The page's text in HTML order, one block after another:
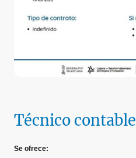
Técnico contable
Se ofrece: